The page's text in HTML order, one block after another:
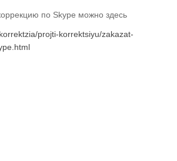
по Skype можно здесь
projti-korrektsiyu/zakazat-